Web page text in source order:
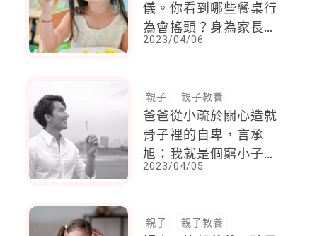
儀。你看到哪些餐桌行
為會搖頭？身為家長有
責任教導孩子注意什
2023/04/06
親子 親子教養
爸爸從小疏於關心造就
骨子裡的自卑，言承
旭：我就是個窮小子沒
想過會成為偶像，好像
2023/04/05
親子 親子教養